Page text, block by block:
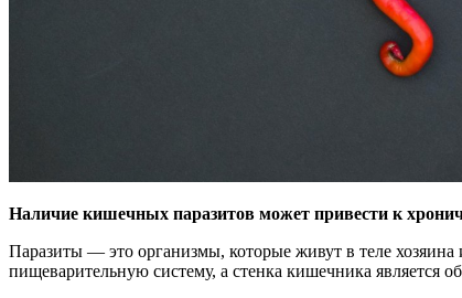
Наличие кишечных паразитов может привести к
Паразиты — это организмы, которые живут в теле
пищеварительную систему, а стенка кишечника